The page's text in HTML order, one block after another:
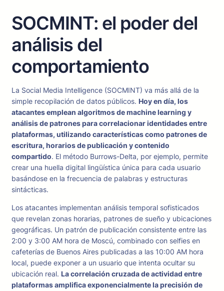
SOCMINT: el poder del
análisis del
comportamiento
La Social Media Intelligence (SOCMINT) va más allá de la
simple recopilación de datos públicos. Hoy en día, los
atacantes emplean algoritmos de machine learning y
análisis de patrones para correlacionar identidades entre
plataformas, utilizando características como patrones de
escritura, horarios de publicación y contenido
compartido. El método Burrows-Delta, por ejemplo, permite
crear una huella digital lingüística única para cada usuario
basándose en la frecuencia de palabras y estructuras
sintácticas.
Los atacantes implementan análisis temporal sofisticados
que revelan zonas horarias, patrones de sueño y ubicaciones
geográficas. Un patrón de publicación consistente entre las
2:00 y 3:00 AM hora de Moscú, combinado con selfies en
cafeterías de Buenos Aires publicadas a las 10:00 AM hora
local, puede exponer a un usuario que intenta ocultar su
ubicación real. La correlación cruzada de actividad entre
plataformas amplifica exponencialmente la precisión de